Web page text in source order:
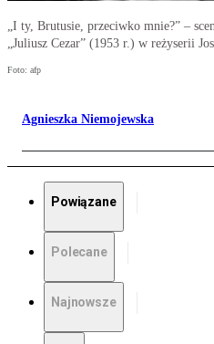
„I ty, Brutusie, przeciwko mnie?” –
„Juliusz Cezar” (1953 r.) w reżyserii
Foto: afp
Agnieszka Niemojewska
Powiązane
Polecane
Najnowsze